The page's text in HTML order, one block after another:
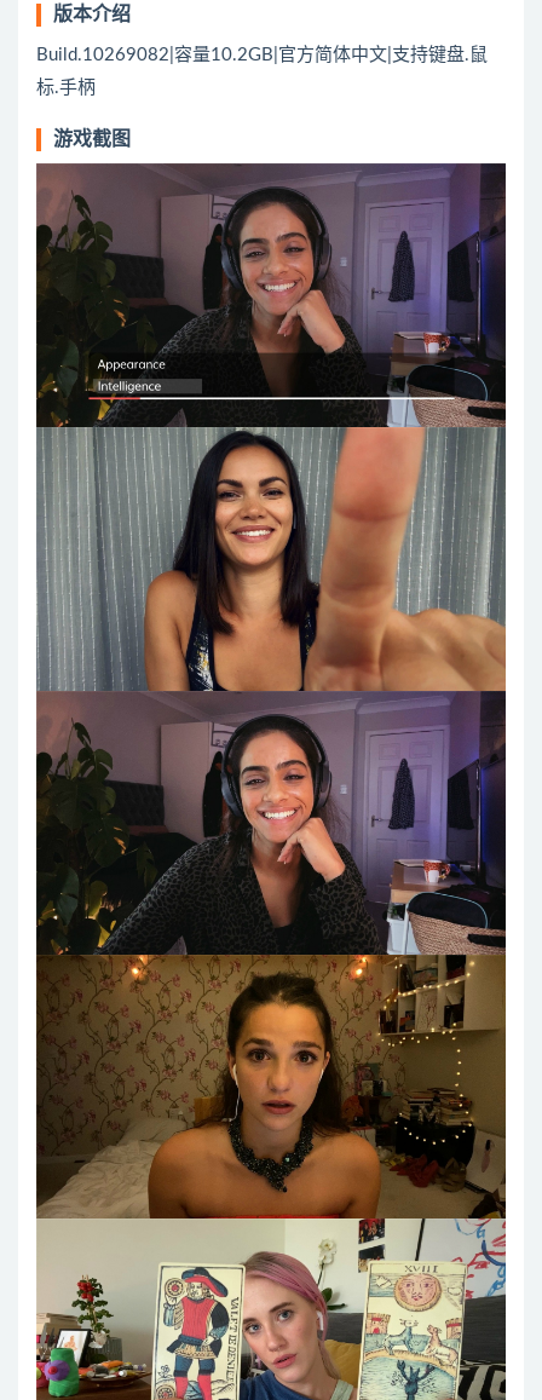
版本介绍
Build.10269082|容量10.2GB|官方简体中文|支持键盘.鼠
标.手柄
游戏截图